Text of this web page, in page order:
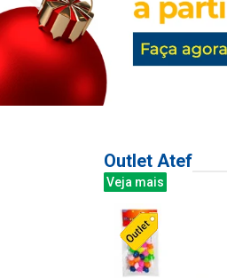
Outlet Atef
Veja mais